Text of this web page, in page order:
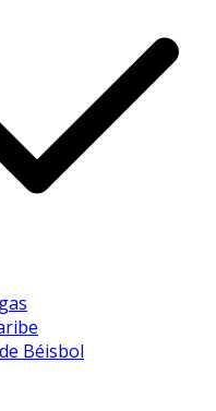
Béisbol